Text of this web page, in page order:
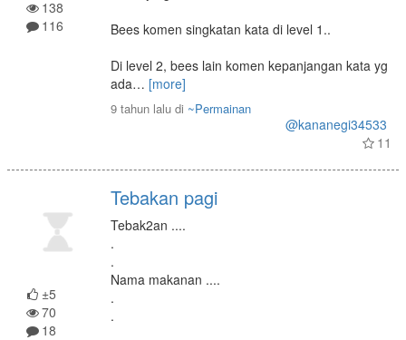
138
116
Bees komen singkatan kata di level 1..
Di level 2, bees lain komen kepanjangan kata yg
ada… [more]
9 tahun lalu di ~Permainan
@kananegi34533
11
±5
70
18
Tebakan pagi
Tebak2an ....
.
.
Nama makanan ....
.
.